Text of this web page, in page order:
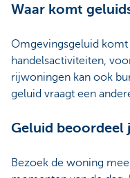
Waar komt
Omgevingsgeluid
handelsactiviteiten,
rijwoningen kan ook
geluid vraagt een
Geluid beoordeel
Bezoek de woning